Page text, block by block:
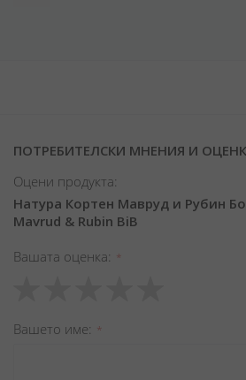
ПОТРЕБИТЕЛСКИ МНЕНИЯ И
Оцени продукта:
Натура Кортен Мавруд и Рубин
Mavrud & Rubin BiB
Вашата оценка
star
stars
stars
stars
stars
Вашето име